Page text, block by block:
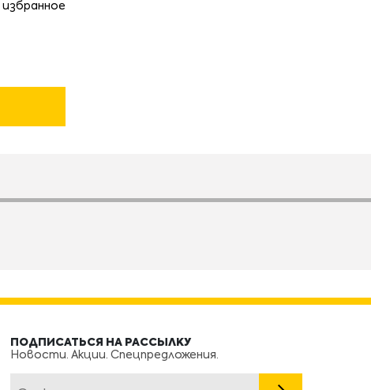
избранное
ПОДПИСАТЬСЯ НА РАССЫЛКУ
Новости. Акции. Спецпредложения.